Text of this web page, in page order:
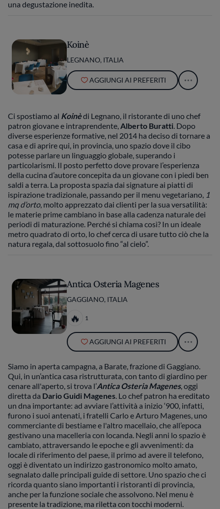
una degustazione inedita.
Koinè
LEGNANO, ITALIA
AGGIUNGI AI PREFERITI
Ci spostiamo al Koinèdi Legnano, il ristorante di uno chef
patron giovane e intraprendente,Alberto Buratti. Dopo
diverse esperienze formative, nel 2014 ha deciso di tornare a
casa e di aprire qui, in provincia, uno spazio dove il cibo
potesse parlare un linguaggio globale, superando i
particolarismi. Il posto perfetto dove provare l’esperienza
della cucina d’autore concepita da un giovane con i piedi ben
saldi a terra. La proposta spazia dai signature ai piatti di
ispirazione tradizionale, passando per il menu vegetariano, 1
mq d’orto, molto apprezzato dai clienti per la sua versatilità:
le materie prime cambiano in base alla cadenza naturale dei
periodi di maturazione. Perché si chiama così? In un ideale
metro quadrato di orto, lo chef cerca di usare tutto ciò che la
natura regala, dal sottosuolo fino “al cielo”.
Antica Osteria Magenes
GAGGIANO, ITALIA
1
AGGIUNGI AI PREFERITI
Siamo in aperta campagna, a Barate, frazione di Gaggiano.
Qui, in un’antica casa ristrutturata, con tanto di giardino per
cenare all'aperto, si trova l’Antica Osteria Magenes, oggi
diretta da Dario Guidi Magenes. Lo chef patron ha ereditato
un dna importante: ad avviare l’attività a inizio ‘900, infatti,
furono i suoi antenati, i fratelli Carlo e Arturo Magenes, uno
commerciante di bestiame e l'altro macellaio, che all’epoca
gestivano una macelleria con locanda. Negli anni lo spazio è
cambiato, attraversando le epoche e gli avvenimenti: da
locale di riferimento del paese, il primo ad avere il telefono,
oggi è diventato un indirizzo gastronomico molto amato,
segnalato dalle principali guide di settore. Uno spazio che ci
ricorda quanto siano importanti i ristoranti di provincia,
anche per la funzione sociale che assolvono. Nel menu è
presente la tradizione, ma riletta con tocchi moderni.